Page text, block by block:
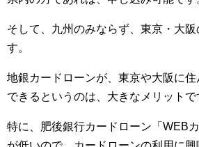
そして、九州のみならず、東京・大阪
す。
地銀カードローンが、東京や大阪に
できるというのは、大きなメリットで
特に、肥後銀行カードローン「WEB